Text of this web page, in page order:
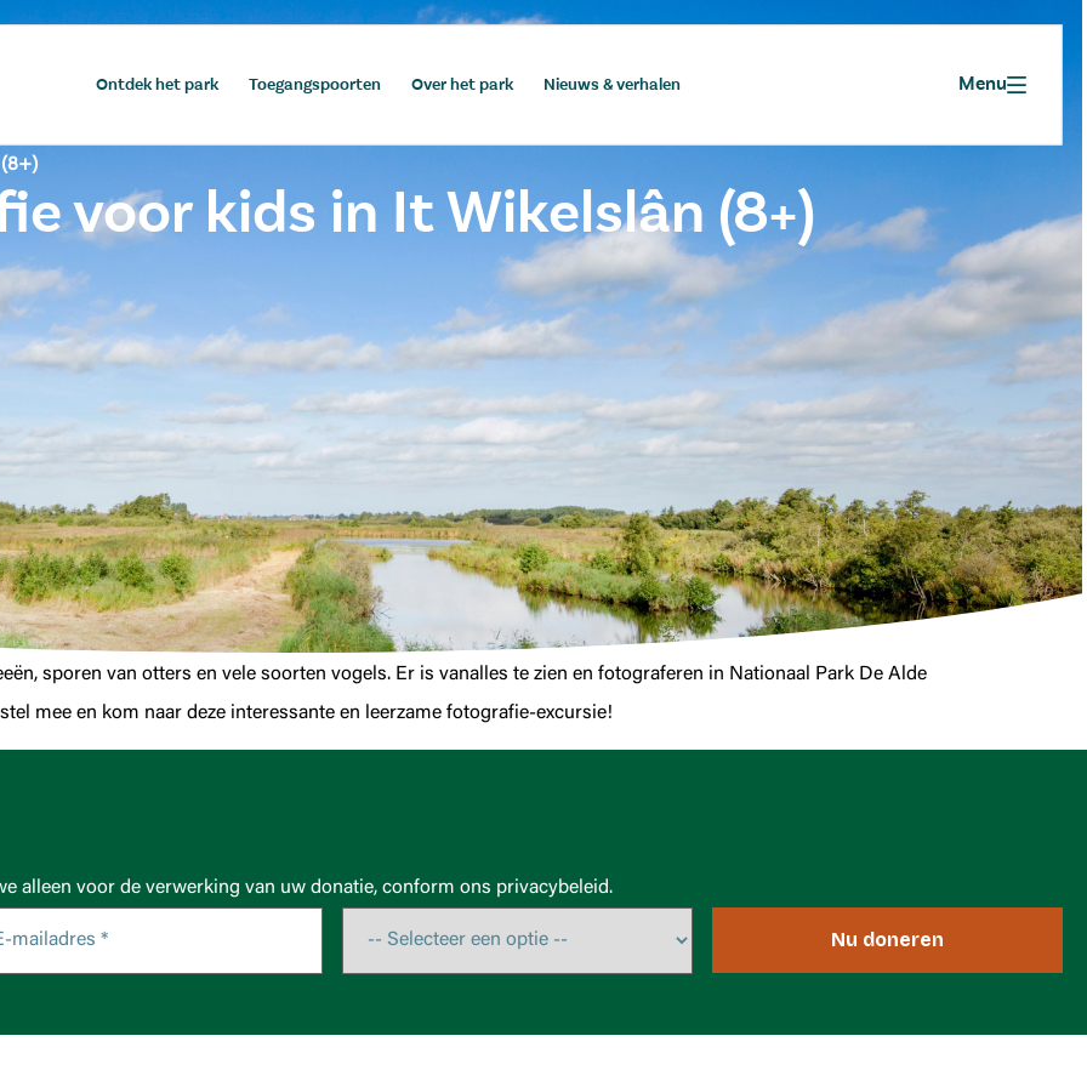
Ontdek het park Toegangspoorten Over het park Nieuws & verhalen Menu
voor kids in It Wikelslân (8+)
sporen van otters en vele soorten vogels. Er is vanalles te zien en fotograferen in Nationaal Park De Alde
mee en kom naar deze interessante en leerzame fotografie-excursie!
alleen voor de verwerking van uw donatie, conform ons privacybeleid.
Nu doneren